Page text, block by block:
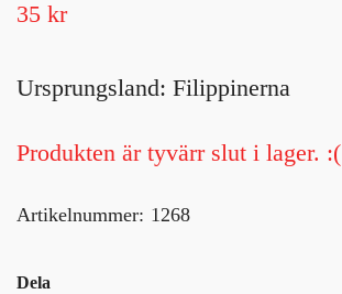
35 kr
Ursprungsland: Filippinerna
Produkten är tyvärr slut i lager. :(
Artikelnummer: 1268
Dela